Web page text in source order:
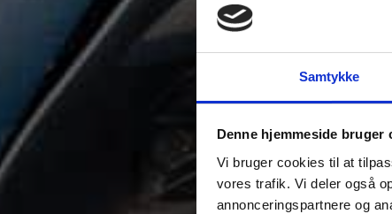
Samtykke
Denne hjemmeside bruger
Vi bruger cookies til at
vores trafik. Vi deler også
annonceringspartnere og